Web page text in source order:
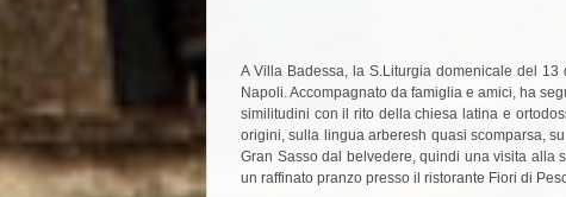
A Villa Badessa, la S.Liturgia domenicale del
Napoli. Accompagnato da famiglia e amici, ha
similitudini con il rito della chiesa latina e
origini, sulla lingua arberesh quasi scomparsa,
Gran Sasso dal belvedere, quindi una visita alla
un raffinato pranzo presso il ristorante Fiori di